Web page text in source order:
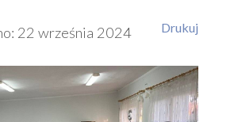
Drukuj
22 września 2024